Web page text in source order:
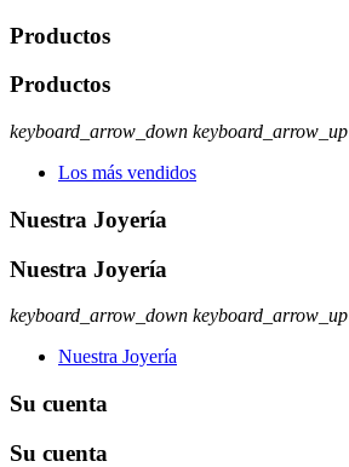
Productos
Productos
keyboard_arrow_down keyboard_arrow_up
Los más vendidos
Nuestra Joyería
Nuestra Joyería
keyboard_arrow_down keyboard_arrow_up
Nuestra Joyería
Su cuenta
Su cuenta